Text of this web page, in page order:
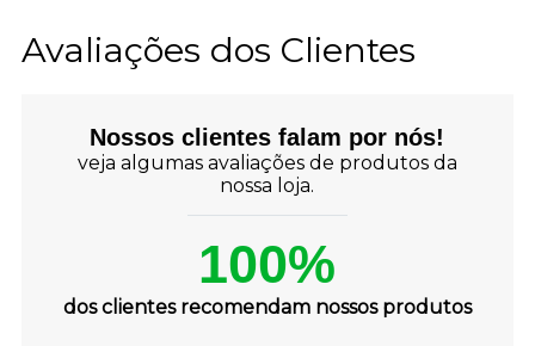
Avaliações dos Clientes
Nossos clientes falam por nós!
veja algumas avaliações de produtos da
nossa loja.
100%
dos clientes recomendam nossos produtos